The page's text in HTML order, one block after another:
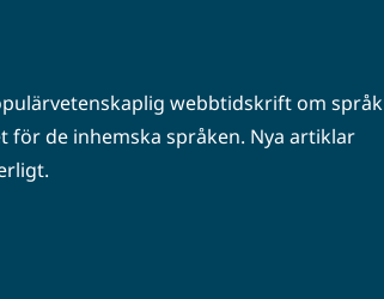
webbtidskrift om språk
för de inhemska språken. Nya artiklar